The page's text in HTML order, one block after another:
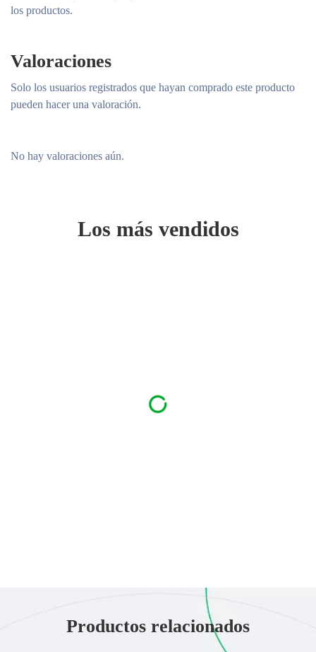
los productos.
Valoraciones
No hay valoraciones aún.
Solo los usuarios registrados que hayan comprado este producto
pueden hacer una valoración.
Los más vendidos
Productos relacionados